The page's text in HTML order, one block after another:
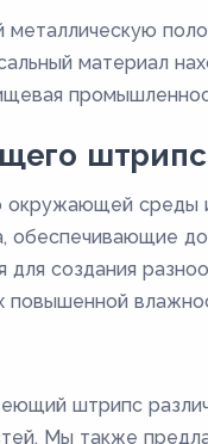
материал
окружающей среды
обеспечивающие
создания
повышенной
штрипс
Мы также